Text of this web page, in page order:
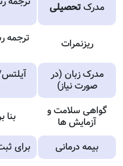
مدرکتحصیلی
ریزنمرات
ترجمه
مدرک زبان (در
صورت نیاز)
گواهی سلامت و
آزمایش ها
بنا
بیمه درمانی
برای